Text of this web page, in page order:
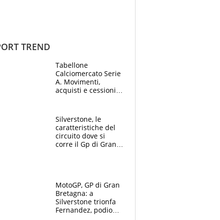
TREND
Tabellone
Calciomercato Serie
A. Movimenti,
acquisti e cessioni:
Silverstone, le
caratteristiche del
circuito dove si
corre il Gp di Gran
MotoGP, GP di Gran
Bretagna: a
Silverstone trionfa
Fernandez, podio